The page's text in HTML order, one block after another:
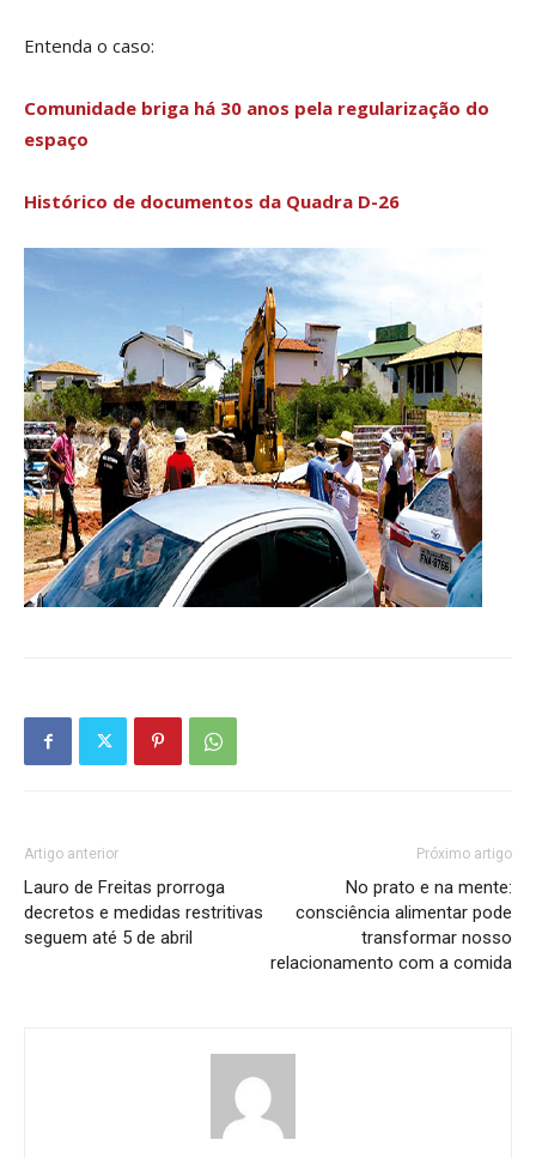
Entenda o caso:
Comunidade briga há 30 anos pela regularização do
espaço
Histórico de documentos da Quadra D-26
Artigo anterior
Lauro de Freitas prorroga
decretos e medidas restritivas
seguem até 5 de abril
Próximo artigo
No prato e na mente:
consciência alimentar pode
transformar nosso
relacionamento com a comida